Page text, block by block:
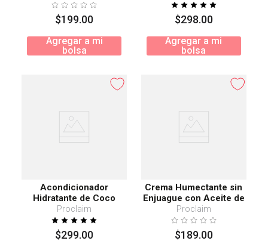
$199.00
Agregar a mi
bolsa
$298.00
Agregar a mi
bolsa
Acondicionador
Hidratante de Coco
Proclaim
$299.00
Crema Humectante sin
Enjuague con Aceite de
Oliva
Proclaim
$189.00